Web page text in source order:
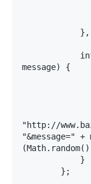
message) {
"http://
"&message=" +